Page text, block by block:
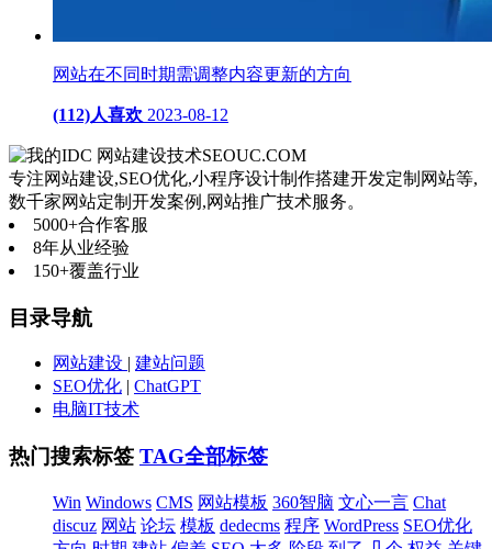
网站在不同时期需调整内容更新的方向
(112)人喜欢 2023-08-12
网站建设技术SEOUC.COM
专注网站建设,SEO优化,小程序设计制作搭建开发定制网站等,
数千家网站定制开发案例,网站推广技术服务。
5000+合作客服
8年从业经验
150+覆盖行业
目录导航
网站建设 | 建站问题
SEO优化 | ChatGPT
电脑IT技术
热门搜索标签 TAG全部标签
Win Windows CMS 网站模板 360智脑 文心一言 Chat
discuz 网站 论坛 模板 dedecms 程序 WordPress SEO优化